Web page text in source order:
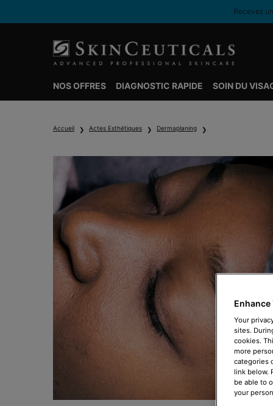
Recevez
NOS OFFRES DIAGNOSTIC RAPIDE SOIN DU
Accueil Actes Esthétiques Dermaplaning
Your
sites.
cookies.
more
categories
link below.
be able to
your